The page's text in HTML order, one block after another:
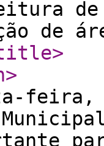
de
>
>
feira,